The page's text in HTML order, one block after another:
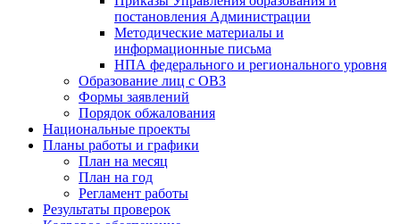
постановления Администрации
Методические материалы и
информационные письма
НПА федерального и регионального уровня
Образование лиц с ОВЗ
Формы заявлений
Порядок обжалования
Национальные проекты
Планы работы и графики
План на месяц
План на год
Регламент работы
Результаты проверок